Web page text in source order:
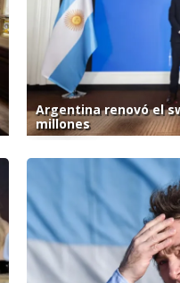
Argentina renovó el
millones